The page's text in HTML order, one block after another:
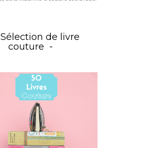
Sélection de livre
couture